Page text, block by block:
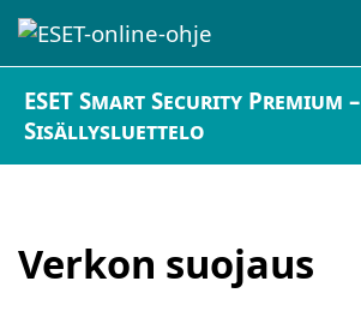
ESET Smart Security Premium –
Sisällysluettelo
Verkon suojaus